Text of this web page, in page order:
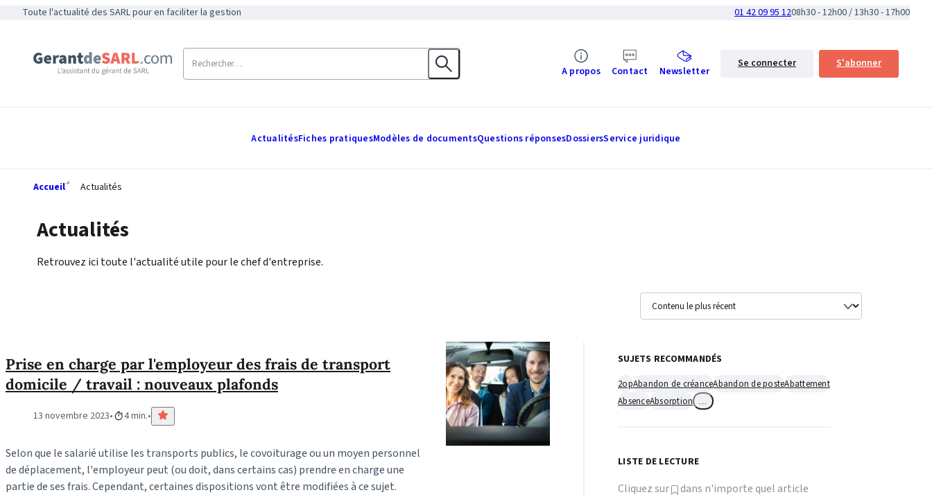
Toute l'actualité des SARL pour en faciliter la gestion 01 42 09 95 1208h30 - 12h00 / 13h30 - 17h00
A propos Contact Newsletter
Se connecter S'abonner
ActualitésFiches pratiquesModèles de documentsQuestions réponsesDossiersService juridique
Accueil Actualités
Actualités
Retrouvez ici toute l'actualité utile pour le chef d'entreprise.
Prise en charge par l'employeur des frais de transport
domicile / travail : nouveaux plafonds
13 novembre 2023 4 min.
Selon que le salarié utilise les transports publics, le covoiturage ou un moyen personnel
de déplacement, l'employeur peut (ou doit, dans certains cas) prendre en charge une
partie de ses frais. Cependant, certaines dispositions vont être modifiées à ce sujet.
SUJETS RECOMMANDÉS
2opAbandon de créanceAbandon de posteAbattement
AbsenceAbsorption
LISTE DE LECTURE
Cliquez sur
dans n'importe quel article